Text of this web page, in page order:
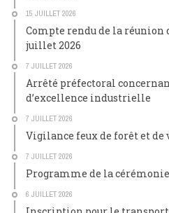
15 JUILLET 2026
Compte rendu de la réunion
juillet 2026
7 JUILLET 2026
Arrêté préfectoral
d’excellence industrielle
7 JUILLET 2026
Vigilance feux de forêt et de
7 JUILLET 2026
Programme de la
6 JUILLET 2026